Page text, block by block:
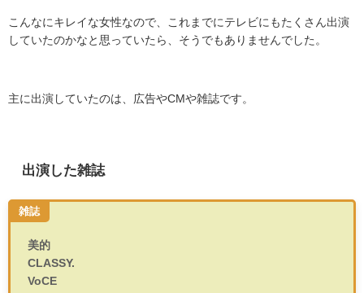
こんなにキレイな女性なので、これまでにテレビにもたくさん出演
していたのかなと思っていたら、そうでもありませんでした。
主に出演していたのは、広告やCMや雑誌です。
出演した雑誌
雑誌
美的
CLASSY.
VoCE